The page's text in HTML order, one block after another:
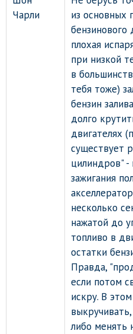
Чарли
из основных
бензинового
плохая
при низкой
в
тебя тоже)
бензин
долго
двигателях
существует
цилиндров"
зажигания
несколько
нажатой до
топливо в
остатки
Правда,
если потом
искру. В
либо менять